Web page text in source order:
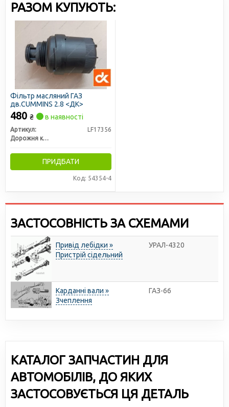
РАЗОМ КУПУЮТЬ:
Фільтр масляний ГАЗ
дв.CUMMINS 2.8 <ДК>
480 ₴ в наявності
Артикул:
LF17356
Дорожня карта
ПРИДБАТИ
Код: 54354-4
ЗАСТОСОВНІСТЬ ЗА СХЕМАМИ
Привід лебідки »
Пристрій сідельний
УРАЛ-4320
Карданні вали »
Зчеплення
ГАЗ-66
КАТАЛОГ ЗАПЧАСТИН ДЛЯ
АВТОМОБІЛІВ, ДО ЯКИХ
ЗАСТОСОВУЄТЬСЯ ЦЯ ДЕТАЛЬ